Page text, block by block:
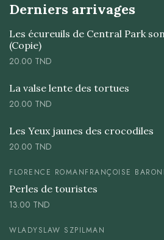
Derniers arrivages
Les écureuils de Central Park
(Copie)
20.00 TND
La valse lente des tortues
20.00 TND
Les Yeux jaunes des crocodiles
20.00 TND
FLORENCE ROMANFRANÇOISE BARONI
Perles de touristes
13.00 TND
WLADYSLAW SZPILMAN